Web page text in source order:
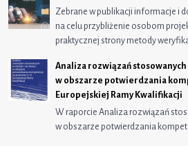
Zebrane w publikacji informacje i
na celu przybliżenie osobom
praktycznej strony metody
Analiza rozwiązań
w obszarze potwierdzania
Europejskiej Ramy Kwalifikacji
W raporcie Analiza rozwiązań
w obszarze potwierdzania